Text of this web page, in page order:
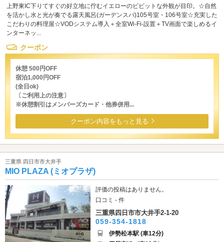
上野東IC下りてすぐの好立地に佇むイエローのビビットな外観が目印。☆自然
を活かし水と光が奏でる露天風呂(ガーデンスパ)105号室・106号室☆充実した
こだわりの料理屋☆VODシステム導入＋全室Wi-Fi-設置＋TV画面で楽しめるイ
ンターネッ...
クーポン
休憩 500円OFF
宿泊1,000円OFF
(全日ok)
〔ご利用上の注意〕
※休憩割引はメンバーズカード・他券併用...
クーポン内容をもっと見る
三重県 四日市市大井手
MIO PLAZA (ミオプラザ)
評価の投稿はありません。
口コミ - 件
三重県四日市市大井手2-1-20
059-354-1818
伊勢松本駅 (車12分)